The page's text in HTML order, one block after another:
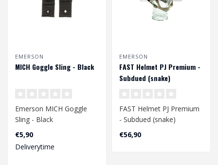
EMERSON
MICH Goggle Sling - Black
Emerson MICH Goggle
Sling - Black
€5,90
Deliverytime
EMERSON
FAST Helmet PJ Premium -
Subdued (snake)
FAST Helmet PJ Premium
- Subdued (snake)
Hoofdomtrek CA. 56 - 60
€56,90